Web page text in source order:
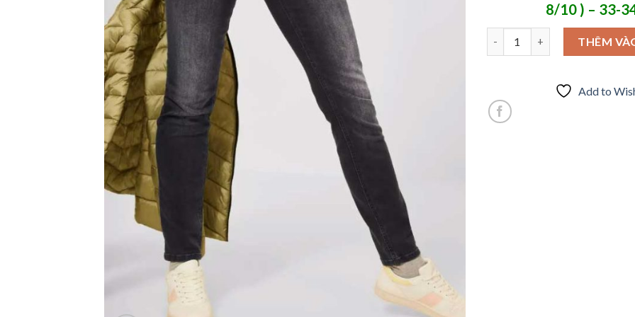
8/10 ) – 33-
Jean dài skinny đen wash bụi
THÊM
Add to